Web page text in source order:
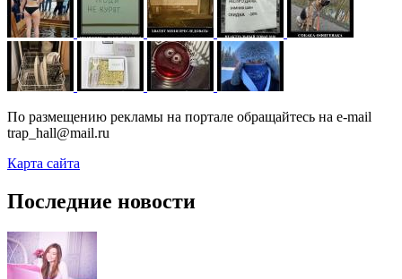
По размещению рекламы на портале обращайтесь на e-mail
trap_hall@mail.ru
Карта сайта
Последние новости